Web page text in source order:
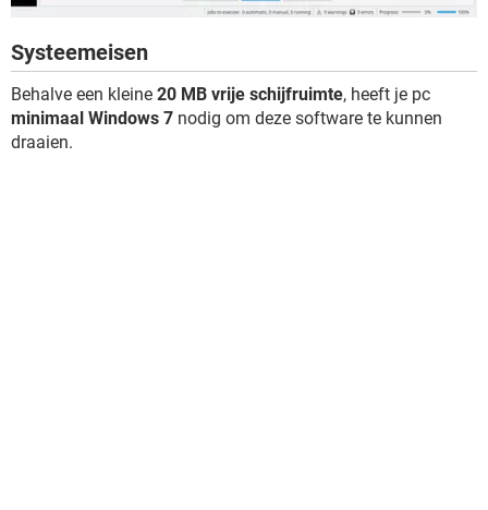
Systeemeisen
Behalve een kleine 20 MB vrije schijfruimte, heeft je pc
minimaal Windows 7 nodig om deze software te kunnen
draaien.